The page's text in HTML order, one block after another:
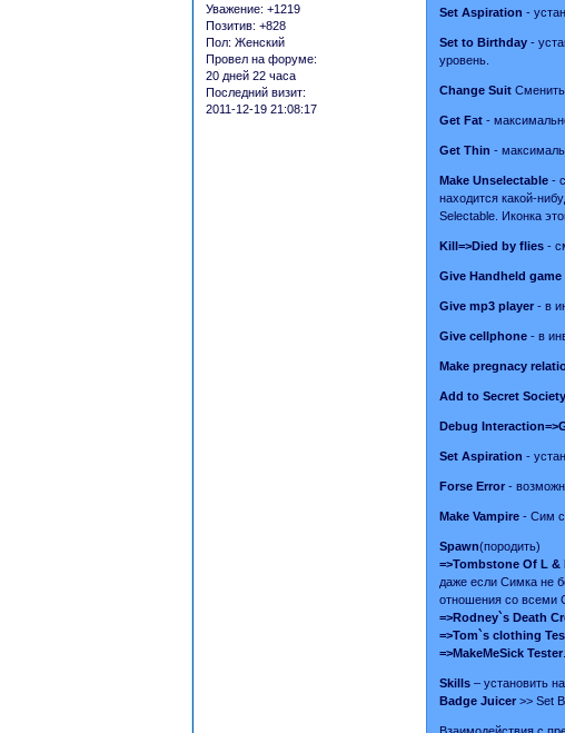
Уважение: +1219
Позитив: +828
Пол: Женский
Провел на форуме:
20 дней 22 часа
Последний визит:
2011-12-19 21:08:17
Set Aspiration -
Set to Birthday -
уровень.
Change Suit
Get Fat -
Get Thin -
Make Unselectable -
находится какой-
Selectable. Иконка
Kill=>Died by flies -
Give Handheld game
Give mp3 player - в
Give cellphone - в
Make pregnacy
Add to Secret Society
Debug
Set Aspiration -
Forse Error -
Make Vampire - Сим
Spawn(породить)
=>Tombstone Of L &
даже если Симка не
отношения со всеми
=>Rodney`s Death
=>Tom`s clothing
=>MakeMeSick Tester
Skills – установить
Badge Juicer >> Set